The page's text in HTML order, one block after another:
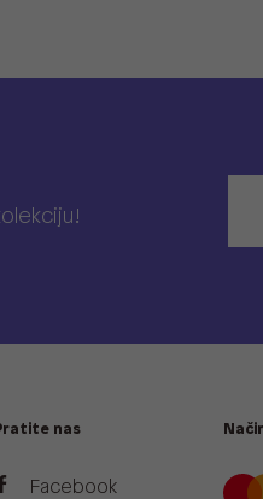
nas
Facebook